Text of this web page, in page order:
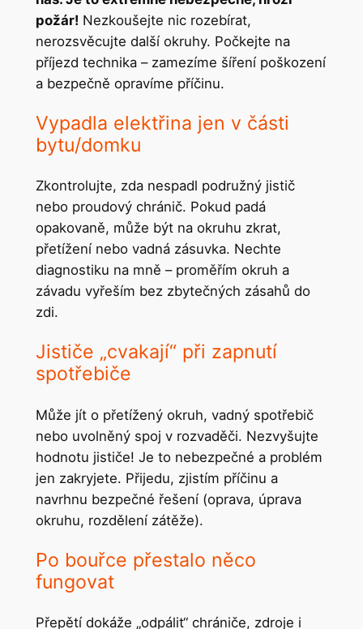
požár! Nezkoušejte nic rozebírat,
nerozsvěcujte další okruhy. Počkejte na
příjezd technika – zamezíme šíření poškození
a bezpečně opravíme příčinu.
Vypadla elektřina jen v části
bytu/domku
Zkontrolujte, zda nespadl podružný jistič
nebo proudový chránič. Pokud padá
opakovaně, může být na okruhu zkrat,
přetížení nebo vadná zásuvka. Nechte
diagnostiku na mně – proměřím okruh a
závadu vyřeším bez zbytečných zásahů do
zdi.
Jističe „cvakají“ při zapnutí
spotřebiče
Může jít o přetížený okruh, vadný spotřebič
nebo uvolněný spoj v rozvaděči. Nezvyšujte
hodnotu jističe! Je to nebezpečné a problém
jen zakryjete. Přijedu, zjistím příčinu a
navrhnu bezpečné řešení (oprava, úprava
okruhu, rozdělení zátěže).
Po bouřce přestalo něco
fungovat
Přepětí dokáže „odpálit“ chrániče, zdroje i